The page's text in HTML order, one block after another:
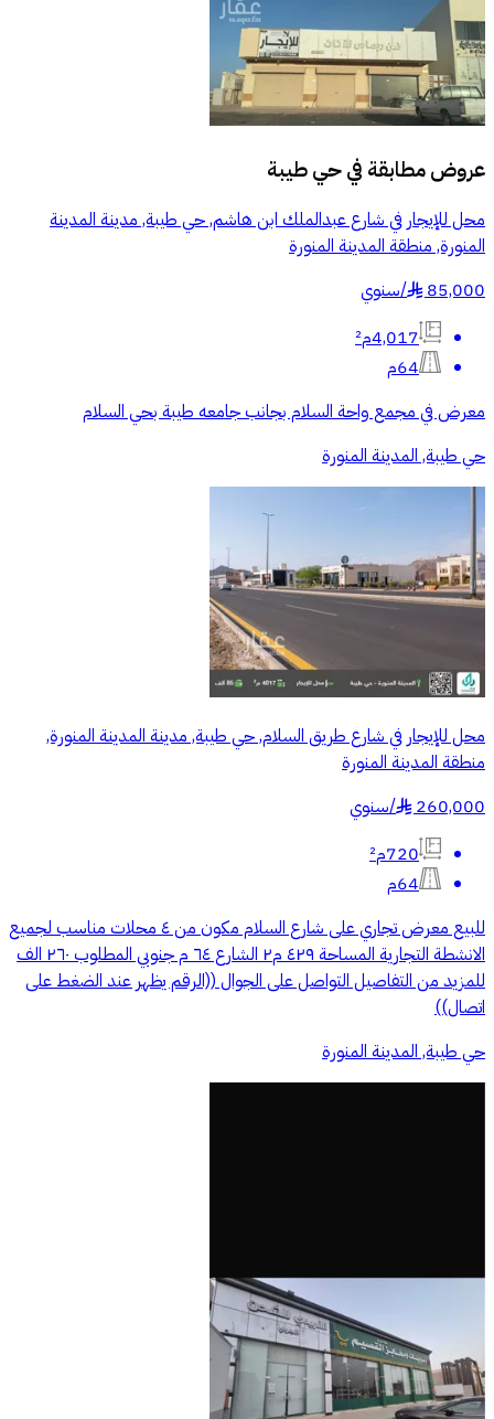
عروض مطابقة فيحي طيبة
محل للإيجار في شارع عبدالملك ابن هاشم, حي طيبة, مدينة المدينة
المنورة, منطقة المدينة المنورة
85,000
§
/سنوي
4,017م²
64م
معرض في مجمع واحة السلام بجانب جامعه طيبة بحي السلام
حي طيبة, المدينة المنورة
محل للإيجار في شارع طريق السلام, حي طيبة, مدينة المدينة المنورة,
منطقة المدينة المنورة
260,000
§
/سنوي
720م²
64م
للبيع معرض تجاري على شارع السلام مكون من ٤ محلات مناسب لجميع
الانشطة التجارية المساحة ٤٢٩ م٢ الشارع ٦٤ م جنوبي المطلوب ٢٦٠ الف
للمزيد من التفاصيل التواصل على الجوال ((الرقم يظهر عند الضغط على
اتصال))
حي طيبة, المدينة المنورة